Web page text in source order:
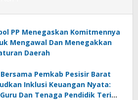
PP Menegaskan Komitmennya
Mengawal Dan Menegakkan
Daerah
Bersama Pemkab Pesisir Barat
Inklusi Keuangan Nyata:
Dan Tenaga Pendidik Terima